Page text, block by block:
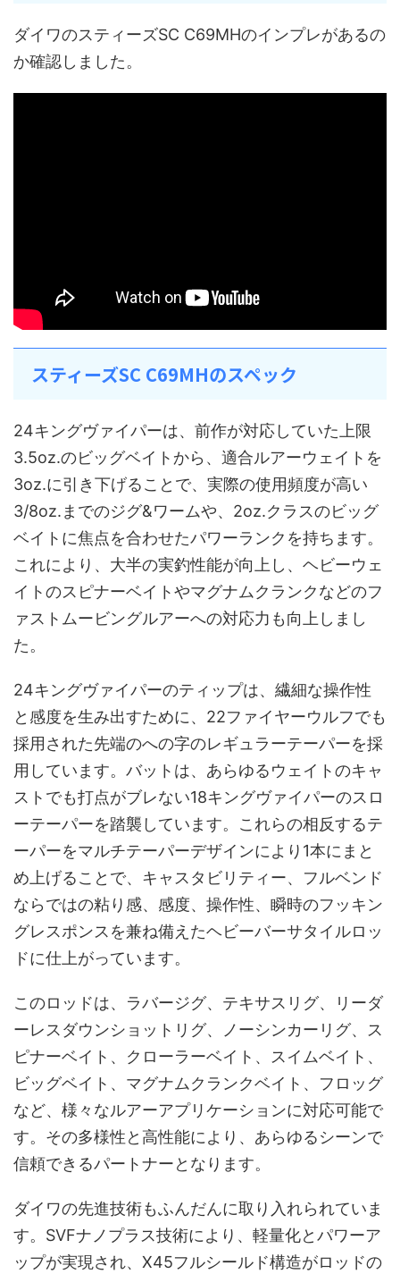
ダイワのスティーズSC C69MHのインプレがあるの
か確認しました。
スティーズSC C69MHのスペック
24キングヴァイパーは、前作が対応していた上限
3.5oz.のビッグベイトから、適合ルアーウェイトを
3oz.に引き下げることで、実際の使用頻度が高い
3/8oz.までのジグ&ワームや、2oz.クラスのビッグ
ベイトに焦点を合わせたパワーランクを持ちます。
これにより、大半の実釣性能が向上し、ヘビーウェ
イトのスピナーベイトやマグナムクランクなどのフ
ァストムービングルアーへの対応力も向上しまし
た。
24キングヴァイパーのティップは、繊細な操作性
と感度を生み出すために、22ファイヤーウルフでも
採用された先端のへの字のレギュラーテーパーを採
用しています。バットは、あらゆるウェイトのキャ
ストでも打点がブレない18キングヴァイパーのスロ
ーテーパーを踏襲しています。これらの相反するテ
ーパーをマルチテーパーデザインにより1本にまと
め上げることで、キャスタビリティー、フルベンド
ならではの粘り感、感度、操作性、瞬時のフッキン
グレスポンスを兼ね備えたヘビーバーサタイルロッ
ドに仕上がっています。
このロッドは、ラバージグ、テキサスリグ、リーダ
ーレスダウンショットリグ、ノーシンカーリグ、ス
ピナーベイト、クローラーベイト、スイムベイト、
ビッグベイト、マグナムクランクベイト、フロッグ
など、様々なルアーアプリケーションに対応可能で
す。その多様性と高性能により、あらゆるシーンで
信頼できるパートナーとなります。
ダイワの先進技術もふんだんに取り入れられていま
す。SVFナノプラス技術により、軽量化とパワーア
ップが実現され、X45フルシールド構造がロッドの